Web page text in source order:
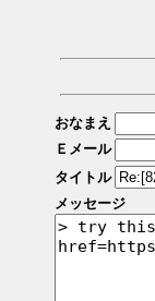
おなまえ
Ｅメール
タイトル
メッセージ